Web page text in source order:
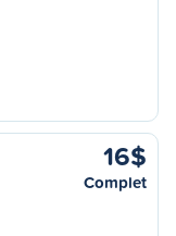
16$
Complet